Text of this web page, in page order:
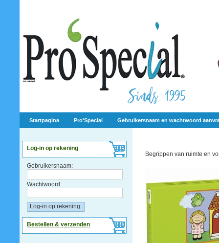
Startpagina Pro'Special Gebruikersnaam en wachtwoord
Log-in op rekening
Gebruikersnaam:
Wachtwoord:
Bestellen & verzenden
Begrippen van ruimte en